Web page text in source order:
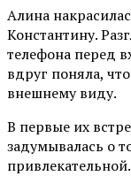
Алина
Константину.
телефона перед
вдруг поняла,
внешнему виду.
В первые их
задумывалась о